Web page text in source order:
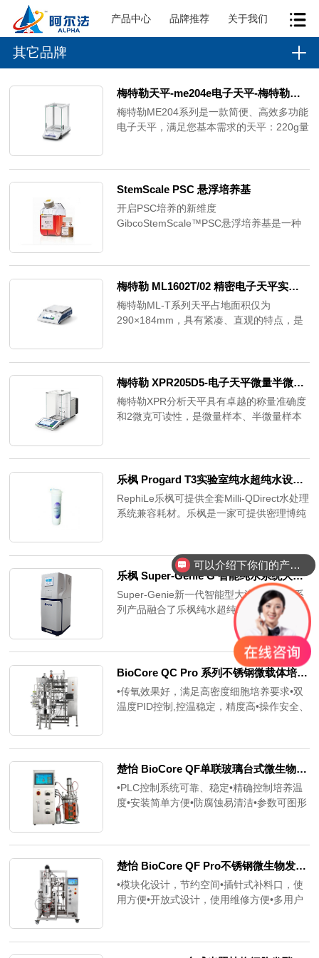
产品中心 品牌推荐 关于我们
其它品牌
梅特勒天平-me204e电子天平-梅特勒me204
梅特勒ME204系列是一款简便、高效多功能
电子天平，满足您基本需求的天平：220g量
StemScale PSC 悬浮培养基
开启PSC培养的新维度
GibcoStemScale™PSC悬浮培养基是一种
扩增能力—每次传代可实现5-10倍扩增2.细
胞扩增能力超出其他市售PSC悬浮培养基系
统3倍以上3.简化的工作流程—提供简单的
培养基更换方案，4.无需在培养或传代过程
中使用微载体或细胞滤网5.多种形式的可扩
力的同时实现可靠且一致的球状体形成
梅特勒 ML1602T/02 精密电子天平实验室称量天平
梅特勒ML-T系列天平占地面积仅为
290×184mm，具有紧凑、直观的特点，是
池供电方式，因此移动比较方便。ML-T系
列天平内置多种应用程序，外观设计也采用
符合人体工程学的设计。
梅特勒 XPR205D5-电子天平微量半微量分析天平
梅特勒XPR分析天平具有卓越的称量准确度
和2微克可读性，是微量样本、半微量样本
析天平配备多种智能功能，如StatusLight状
态指示灯、LevelControl和
GWPApproved，通过主动监控是否满足正
确称量的所有相关条件，为您提供结果有效
的保证，从一开始就确保结果正确。
乐枫 Progard T3实验室纯水超纯水设备兼容耗材
RephiLe乐枫可提供全套Milli-QDirect水处理
系统兼容耗材。乐枫是一家可提供密理博纯
产的兼容耗材产品性能相对稳定，品质可
靠，并且兼容密理博水处理系统，性价比
高。RephiLe乐枫产品还可提供主板维修、
手柄维修等统一的保修服务，为您解决使用
纯水机时遇到的各样问题。更换全套Milli-
QDirect系统的RephiLe兼容耗材，平均每年
可以为您节省大约10500元。
乐枫 Super-Genie G 智能纯水系统大流量EDI纯水超纯水工作站
Super-Genie新一代智能型大流量水纯化系
列产品融合了乐枫纯水超纯水技术研发领域
十多年的经验积累，采用E时代的科技信息
与创新理念，为打造实验室的可持续发展奠
定了良好基础。Super-Genie是一款通过主
机就可以实现对整个纯水系统及纯水设备部
件的运行状况进行全面的监控的设备，纯水
产能稳定，可作为中大型实验室的中央纯水
系统。
BioCore QC Pro 系列不锈钢微载体培养生物反应
•传氧效果好，满足高密度细胞培养要求•双
温度PID控制,控温稳定，精度高•操作安全、
楚怡 BioCore QF单联玻璃台式微生物发酵罐
•PLC控制系统可靠、稳定•精确控制培养温
度•安装简单方便•防腐蚀易清洁•参数可图形
楚怡 BioCore QF Pro不锈钢微生物发酵系统
•模块化设计，节约空间•插针式补料口，使
用方便•开放式设计，使用维修方便•多用户
可以介绍下你们的产品么？